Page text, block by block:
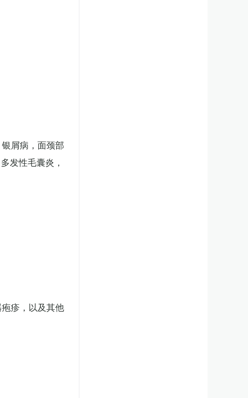
屑病，面颈部
发性毛囊炎，
疹，以及其他